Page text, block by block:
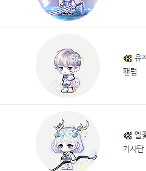
유
팬텀
옐
기사단